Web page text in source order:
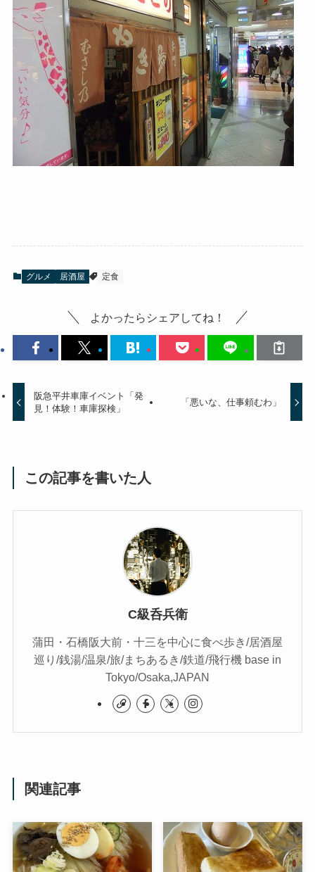
グルメ 居酒屋 定食
よかったらシェアしてね！
阪急平井車庫イベント「発
見！体験！車庫探検」
「悪いな、仕事頼むわ」
この記事を書いた人
C級呑兵衛
蒲田・石橋阪大前・十三を中心に食べ歩き/居酒屋
巡り/銭湯/温泉/旅/まちあるき/鉄道/飛行機 base in
Tokyo/Osaka,JAPAN
関連記事